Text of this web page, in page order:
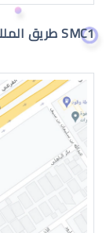
SMC1 طريق الملك فهد - الرياض